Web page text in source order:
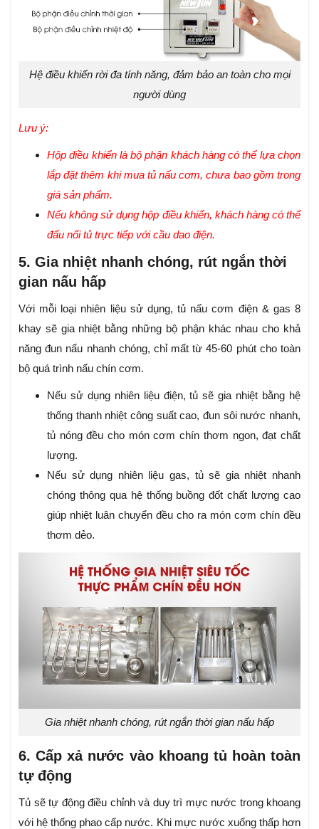
Hệ điều khiển rời đa tính năng, đảm bảo an toàn cho mọi
người dùng
Lưu ý:
Hộp điều khiển là bộ phận khách hàng có thể lựa chọn
lắp đặt thêm khi mua tủ nấu cơm, chưa bao gồm trong
giá sản phẩm.
Nếu không sử dụng hộp điều khiển, khách hàng có thể
đấu nối tủ trực tiếp với cầu dao điện.
5. Gia nhiệt nhanh chóng, rút ngắn thời
gian nấu hấp
Với mỗi loại nhiên liệu sử dụng, tủ nấu cơm điện & gas 8
khay sẽ gia nhiệt bằng những bộ phận khác nhau cho khả
năng đun nấu nhanh chóng, chỉ mất từ 45-60 phút cho toàn
bộ quá trình nấu chín cơm.
Nếu sử dụng nhiên liệu điện, tủ sẽ gia nhiệt bằng hệ
thống thanh nhiệt công suất cao, đun sôi nước nhanh,
tủ nóng đều cho món cơm chín thơm ngon, đạt chất
lượng.
Nếu sử dụng nhiên liệu gas, tủ sẽ gia nhiệt nhanh
chóng thông qua hệ thống buồng đốt chất lượng cao
giúp nhiệt luân chuyển đều cho ra món cơm chín đều
thơm dẻo.
Gia nhiệt nhanh chóng, rút ngắn thời gian nấu hấp
6. Cấp xả nước vào khoang tủ hoàn toàn
tự động
Tủ sẽ tự động điều chỉnh và duy trì mực nước trong khoang
với hệ thống phao cấp nước. Khi mực nước xuống thấp hơn